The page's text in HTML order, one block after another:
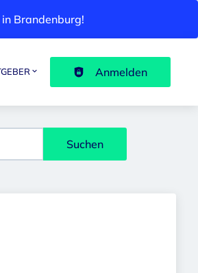
Brandenburg!
Anmelden
Suchen